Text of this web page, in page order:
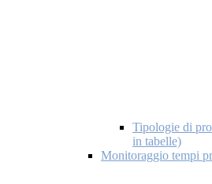
Tipologie di
in tabelle)
Monitoraggio tempi